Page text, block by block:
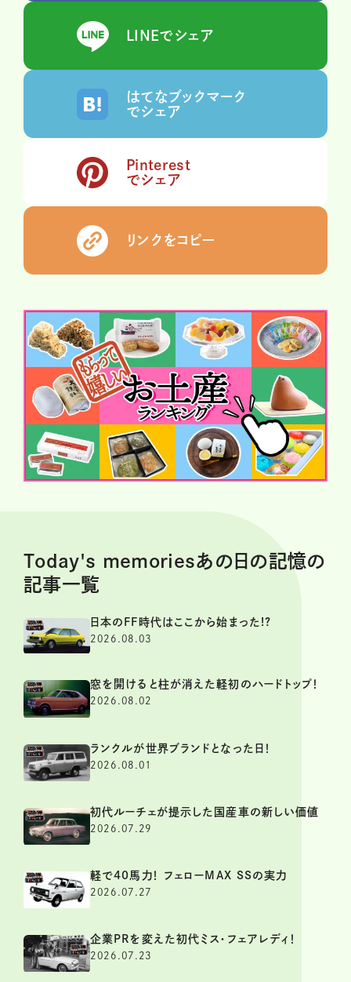
LINEでシェア
はてなブックマーク
でシェア
Pinterest
でシェア
リンクをコピー
Today's memoriesあの日の記憶の
記事一覧
日本のFF時代はここから始まった!?
2026.08.03
窓を開けると柱が消えた軽初のハードトップ！
2026.08.02
ランクルが世界ブランドとなった日！
2026.08.01
初代ルーチェが提示した国産車の新しい価値
2026.07.29
軽で40馬力！ フェローMAX SSの実力
2026.07.27
企業PRを変えた初代ミス・フェアレディ！
2026.07.23